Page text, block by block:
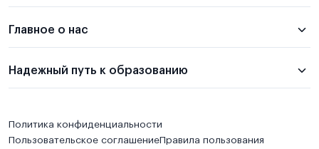
Главное о нас
Надежный путь к образованию
Политика конфиденциальности
Пользовательское соглашениеПравила пользования